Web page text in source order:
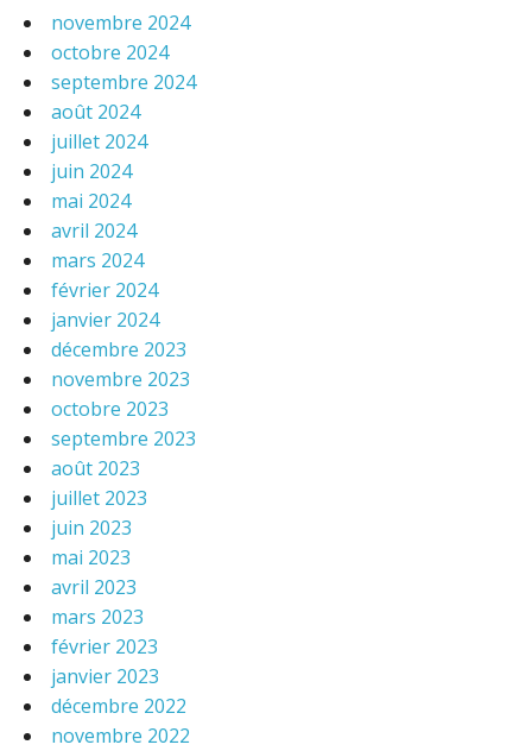
novembre 2024
octobre 2024
septembre 2024
août 2024
juillet 2024
juin 2024
mai 2024
avril 2024
mars 2024
février 2024
janvier 2024
décembre 2023
novembre 2023
octobre 2023
septembre 2023
août 2023
juillet 2023
juin 2023
mai 2023
avril 2023
mars 2023
février 2023
janvier 2023
décembre 2022
novembre 2022